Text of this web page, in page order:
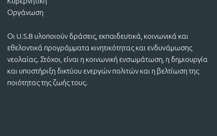
Οι U.S.B υλοποιούν δράσεις, εκπαιδευτικά, κοινωνικά και
εθελοντικά προγράμματα κινητικότητας και ενδυνάμωσης
νεολαίας. Στόχοι, είναι η κοινωνική ενσωμάτωση, η δημιουργία
και υποστήριξη δικτύου ενεργών πολιτών και η βελτίωση της
ποιότητας της ζωής τους.